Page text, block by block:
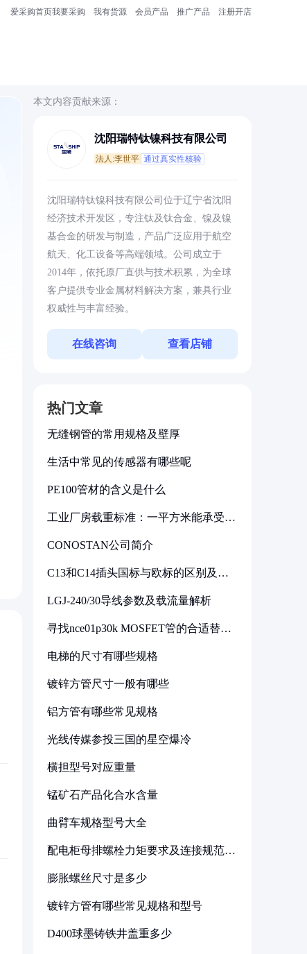
爱采购首页我要采购 我有货源 会员产品 推广产品 注册开店
本文内容贡献来源：
沈阳瑞特钛镍科技有限公司
法人:李世平 通过真实性核验
沈阳瑞特钛镍科技有限公司位于辽宁省沈阳
经济技术开发区，专注钛及钛合金、镍及镍
基合金的研发与制造，产品广泛应用于航空
航天、化工设备等高端领域。公司成立于
2014年，依托原厂直供与技术积累，为全球
客户提供专业金属材料解决方案，兼具行业
权威性与丰富经验。
在线咨询 查看店铺
热门文章
无缝钢管的常用规格及壁厚
生活中常见的传感器有哪些呢
PE100管材的含义是什么
工业厂房载重标准：一平方米能承受多
CONOSTAN公司简介
C13和C14插头国标与欧标的区别及其
LGJ-240/30导线参数及载流量解析
寻找nce01p30k MOSFET管的合适替代
电梯的尺寸有哪些规格
镀锌方管尺寸一般有哪些
铝方管有哪些常见规格
光线传媒参投三国的星空爆冷
横担型号对应重量
锰矿石产品化合水含量
曲臂车规格型号大全
配电柜母排螺栓力矩要求及连接规范详
膨胀螺丝尺寸是多少
镀锌方管有哪些常见规格和型号
D400球墨铸铁井盖重多少